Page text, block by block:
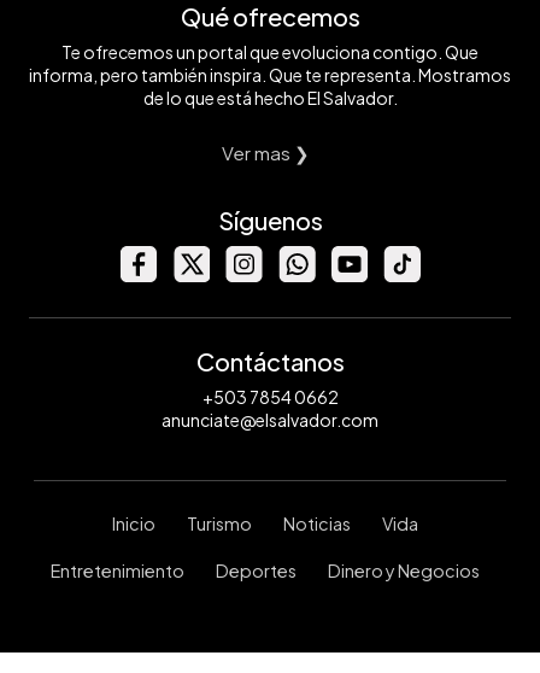
Qué ofrecemos
Te ofrecemos un portal que evoluciona contigo. Que
informa, pero también inspira. Que te representa. Mostramos
de lo que está hecho El Salvador.
Ver mas ❯
Síguenos
Contáctanos
+503 7854 0662
anunciate@elsalvador.com
Inicio Turismo Noticias Vida
Entretenimiento Deportes Dinero y Negocios